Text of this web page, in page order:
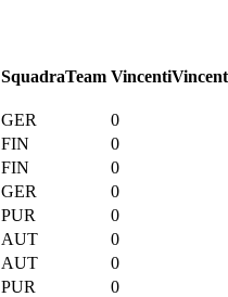
SquadraTeam Vincenti
GER
0
FIN
0
FIN
0
GER
0
PUR
0
AUT
0
AUT
0
PUR
0